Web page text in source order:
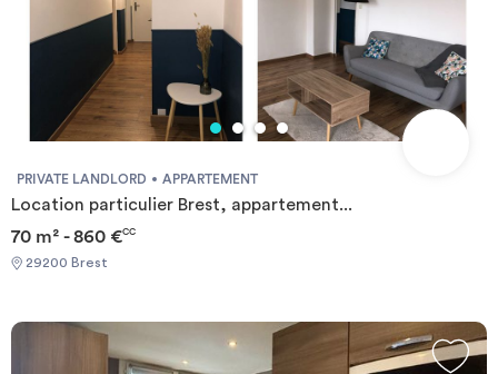
PRIVATE LANDLORD APPARTEMENT
Location particulier Brest, appartement...
70 m² - 860 €CC
29200 Brest